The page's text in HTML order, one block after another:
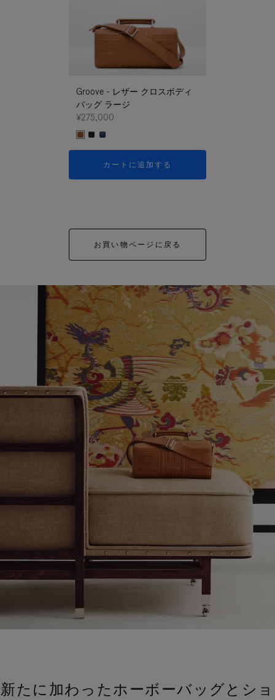
Groove - レザー クロスボディ
バッグ ラージ
¥275,000
カートに追加する
お買い物ページに戻る
新たに加わったホーボーバッグとショ